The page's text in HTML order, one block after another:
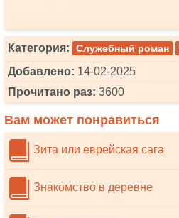
Категория: Служебный роман
Добавлено: 14-02-2025
Прочитано раз: 3600
Вам может понравиться
Зита или еврейская сага
Знакомство в деревне